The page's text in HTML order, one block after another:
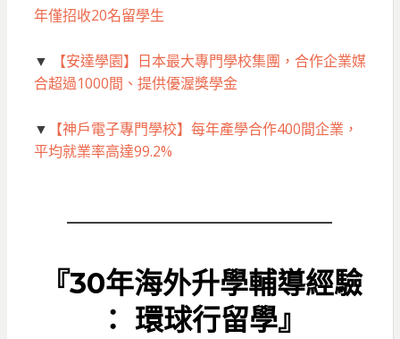
年僅招收20名留學生
▼
【安達學園】日本最大專門學校集團，合作企業媒
合超過1000間、提供優渥獎學金
▼ 【神戶電子專門學校】每年產學合作400間企業，
平均就業率高達99.2%
『30年海外升學輔導經驗
： 環球行留學』